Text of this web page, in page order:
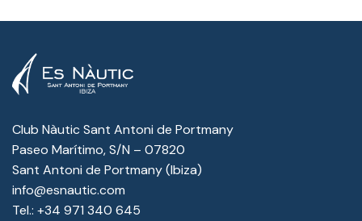
Club Nàutic Sant Antoni de Portmany
Paseo Marítimo, S/N – 07820
Sant Antoni de Portmany (Ibiza)
info@esnautic.com
Tel.: +34 971 340 645